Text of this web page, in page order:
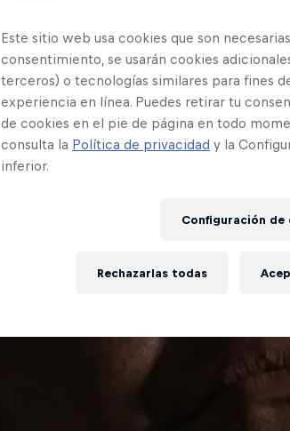
Este sitio web usa cookies que son
consentimiento, se usarán cookies
terceros) o tecnologías similares para fines
experiencia en línea. Puedes retirar tu
de cookies en el pie de página en todo
consulta la Política de privacidad y la
inferior.
Configuración de
Rechazarlas todas